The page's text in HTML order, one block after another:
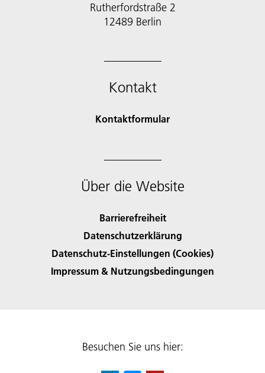
Rutherfordstraße 2
12489 Berlin
Kontakt
Kontaktformular
Über die Website
Barrierefreiheit
Datenschutzerklärung
Datenschutz-Einstellungen (Cookies)
Impressum & Nutzungsbedingungen
Besuchen Sie uns hier: